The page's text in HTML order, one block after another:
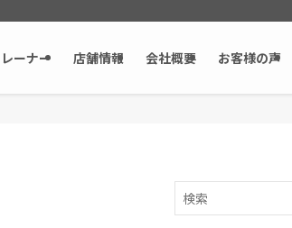
レーナー 店舗情報 会社概要 お客様の声